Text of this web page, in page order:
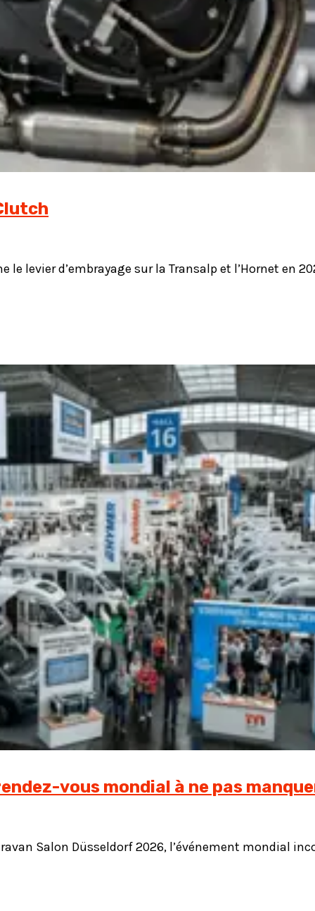
levier d’embrayage sur la Transalp et l’Hornet en
vous mondial à ne pas
Salon Düsseldorf 2026, l’événement mondial